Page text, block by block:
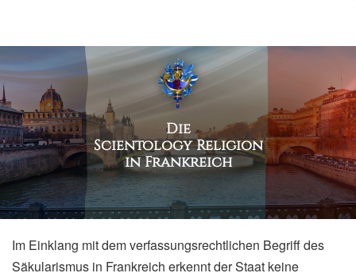
Die
Scientology Religion
in Frankreich
Im Einklang mit dem verfassungsrechtlichen Begriff des
Säkularismus in Frankreich erkennt der Staat keine